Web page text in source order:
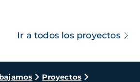
Ir a todos los proyectos
Proyectos